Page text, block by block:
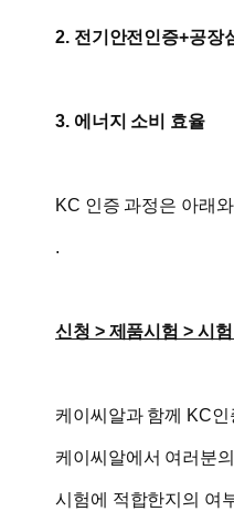
2. 전기안전인증+공장
3. 에너지 소비 효율
KC 인증 과정은 아래
.
신청 > 제품시험 > 시
케이씨알과 함께 KC인
케이씨알에서 여러분
시험에 적합한지의 여